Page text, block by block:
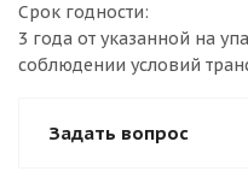
Срок годности:
3 года от указанной на
соблюдении условий
Задать вопрос